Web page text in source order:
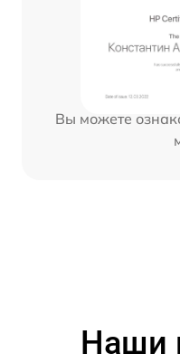
Вы можете
Наши